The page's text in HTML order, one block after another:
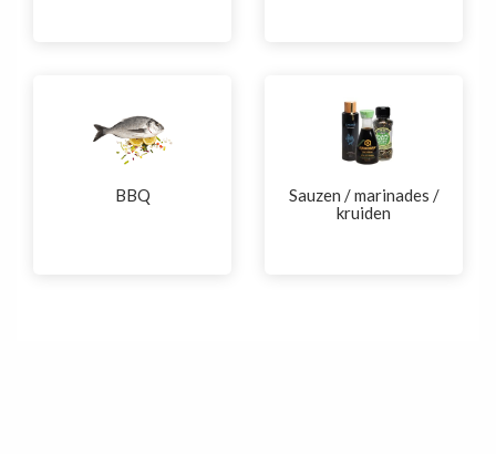
BBQ
Sauzen / marinades /
kruiden